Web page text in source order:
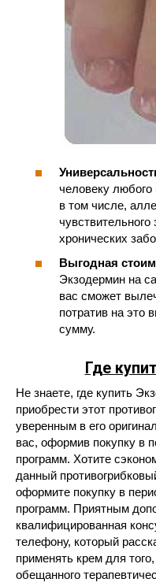
человеку
в том числе,
хронических
Выгодная
Экзодермин на
вас сможет
потратив на это
сумму.
Где
Не знаете, где купить
приобрести этот
уверенным в его
вас, оформив покупку в
программ. Хотите
данный
оформите покупку в
программ. Приятным
квалифицированная
телефону, который
применять крем для
обещанного